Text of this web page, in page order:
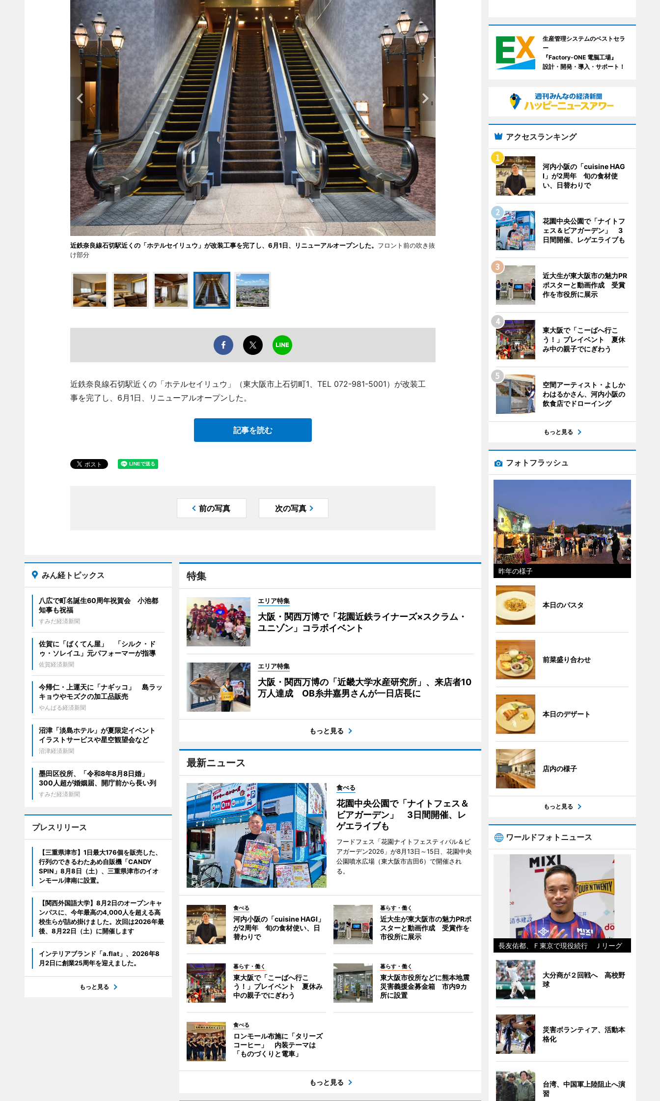
近鉄奈良線石切駅近くの「ホテルセイリュウ」が改装工事を完了し、6月1日、リニューアルオープンした。 フロント前の吹き抜
け部分
近鉄奈良線石切駅近くの「ホテルセイリュウ」（東大阪市上石切町1、TEL 072-981-5001）が改装工
事を完了し、6月1日、リニューアルオープンした。
記事を読む
前の写真 次の写真
特集
エリア特集
大阪・関西万博で「花園近鉄ライナーズ×スクラム・
ユニゾン」コラボイベント
エリア特集
大阪・関西万博の「近畿大学水産研究所」、来店者10
万人達成 OB糸井嘉男さんが一日店長に
もっと見る
最新ニュース
食べる
花園中央公園で「ナイトフェス＆
ビアガーデン」 3日間開催、レ
ゲエライブも
フードフェス「花園ナイトフェスティバル＆ビ
アガーデン2026」が8月13日～15日、花園中央
公園噴水広場（東大阪市吉田6）で開催され
る。
食べる
河内小阪の「cuisine HAGI」
が2周年 旬の食材使い、日
替わりで
暮らす・働く
近大生が東大阪市の魅力PRポ
スターと動画作成 受賞作を
市役所に展示
暮らす・働く
東大阪で「こーばへ行こ
う！」プレイベント 夏休み
中の親子でにぎわう
暮らす・働く
東大阪市役所などに熊本地震
災害義援金募金箱 市内9カ
所に設置
食べる
ロンモール布施に「タリーズ
コーヒー」 内装テーマは
「ものづくりと電車」
もっと見る
みん経トピックス
八広で町名誕生60周年祝賀会 小池都
知事も祝福
すみだ経済新聞
佐賀に「ばくてん屋」 「シルク・ド
ゥ・ソレイユ」元パフォーマーが指導
佐賀経済新聞
今帰仁・上運天に「ナギッコ」 島ラッ
キョウやモズクの加工品販売
やんばる経済新聞
沼津「淡島ホテル」が夏限定イベント
イラストサービスや星空観望会など
沼津経済新聞
墨田区役所、「令和8年8月8日婚」
300人超が婚姻届、開庁前から長い列
すみだ経済新聞
プレスリリース
【三重県津市】1日最大176個を販売した、
行列のできるわたあめ自販機「CANDY
SPIN」8月8日（土）、三重県津市のイオ
ンモール津南に設置。
【関西外国語大学】8月2日のオープンキャ
ンパスに、今年最高の4,000人を超える高
校生らが詰め掛けました。次回は2026年最
後、8月22日（土）に開催します
インテリアブランド「a.flat」、2026年8
月2日に創業25周年を迎えました。
もっと見る
生産管理システムのベストセラ
ー
『Factory-ONE 電脳工場』
設計・開発・導入・サポート！
アクセスランキング
河内小阪の「cuisine HAG
I」が2周年 旬の食材使
い、日替わりで
花園中央公園で「ナイトフ
ェス＆ビアガーデン」 3
日間開催、レゲエライブも
近大生が東大阪市の魅力PR
ポスターと動画作成 受賞
作を市役所に展示
東大阪で「こーばへ行こ
う！」プレイベント 夏休
み中の親子でにぎわう
空間アーティスト・よしか
わはるかさん、河内小阪の
飲食店でドローイング
もっと見る
フォトフラッシュ
昨年の様子
本日のパスタ
前菜盛り合わせ
本日のデザート
店内の様子
もっと見る
ワールドフォトニュース
長友佑都、Ｆ東京で現役続行 Ｊリーグ
大分商が２回戦へ 高校野
球
災害ボランティア、活動本
格化
台湾、中国軍上陸阻止へ演
習